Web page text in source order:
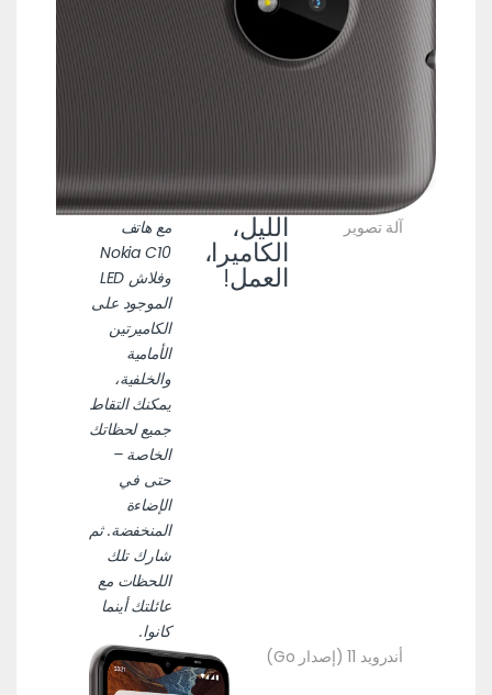
آلة تصوير الليل،
الكاميرا،
العمل!
مع هاتف
Nokia C10
وفلاش LED
الموجود على
الكاميرتين
الأمامية
والخلفية،
يمكنك التقاط
جميع لحظاتك
الخاصة –
حتى في
الإضاءة
المنخفضة. ثم
شارك تلك
اللحظات مع
عائلتك أينما
كانوا.
أندرويد 11 (إصدار Go)